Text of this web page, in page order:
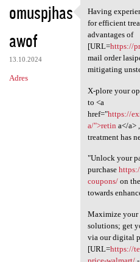
omuspjhas
awof
13.10.2024
Adres
Having
Having
for efficient
advantages of
[URL=https://
mail order
mitigating
X-plore your
to <a
href="https://
a/">retin a</a>
treatment has
"Unlock your
purchase
coupons/on
towards
Maximize your
solutions; get
via our digital
[URL=https://